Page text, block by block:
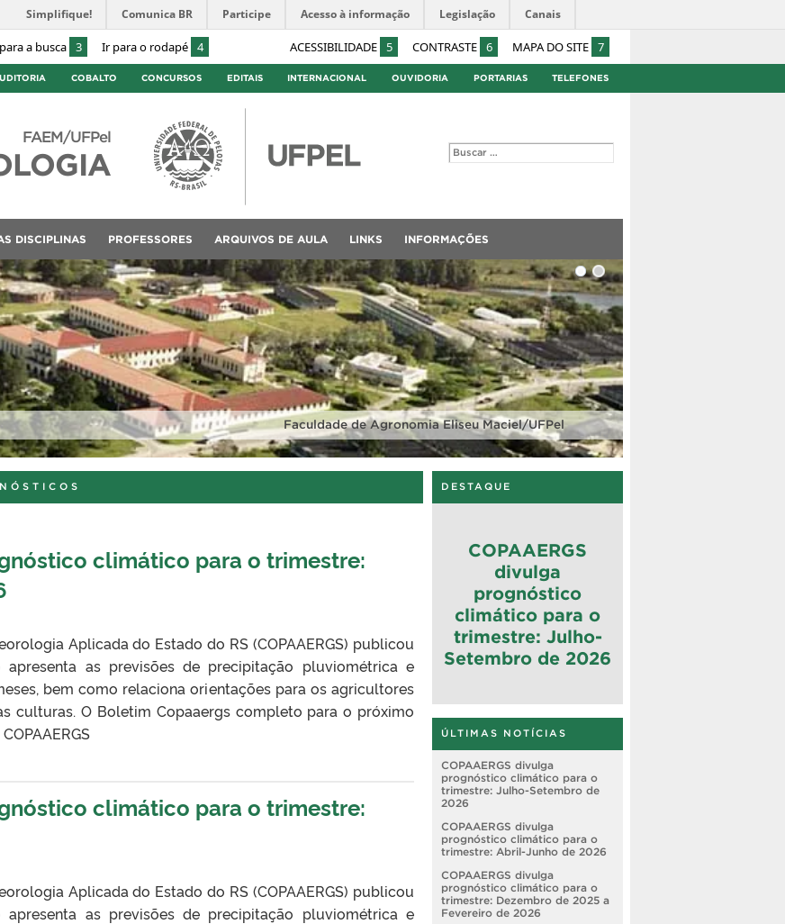
a busca 3 Ir para o rodapé 4 ACESSIBILIDADE 5 CONTRASTE 6 MAPA DO SITE 7
Simplifique! Comunica BR Participe Acesso à informação Legislação Canais
COBALTO CONCURSOS EDITAIS INTERNACIONAL OUVIDORIA PORTARIAS TELEFONES
FAEM/UFPel
DISCIPLINAS PROFESSORES ARQUIVOS DE AULA LINKS INFORMAÇÕES
Faculdade de Agronomia Eliseu Maciel/UFPel
climático para o trimestre:
Aplicada do Estado do RS (COPAAERGS) publicou
as previsões de precipitação pluviométrica e
bem como relaciona orientações para os agricultores
culturas. O Boletim Copaaergs completo para o próximo
climático para o trimestre:
Aplicada do Estado do RS (COPAAERGS) publicou
as previsões de precipitação pluviométrica e
DESTAQUE
COPAAERGS
divulga
prognóstico
climático para o
trimestre: Julho-
Setembro de 2026
ÚLTIMAS NOTÍCIAS
COPAAERGS divulga
prognóstico climático para o
trimestre: Julho-Setembro de
2026
COPAAERGS divulga
prognóstico climático para o
trimestre: Abril-Junho de 2026
COPAAERGS divulga
prognóstico climático para o
trimestre: Dezembro de 2025 a
Fevereiro de 2026